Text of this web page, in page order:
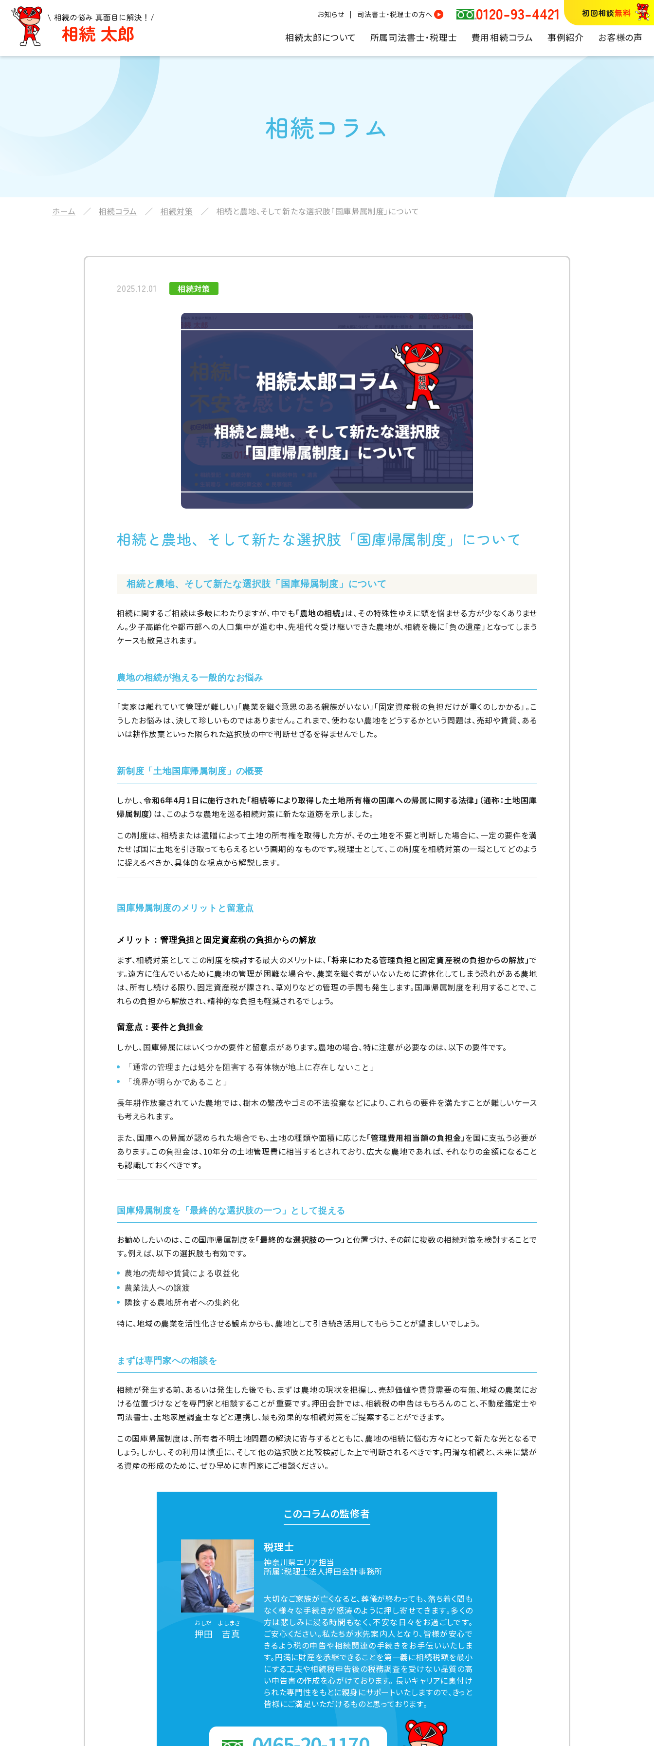
お知らせ 司法書士・税理士の方へ 0120-93-4421
相続太郎について 所属司法書士・税理士 費用相続コラム 事例紹介 お客様の声
初回相談無料
相続コラム
ホーム 相続コラム 相続対策 相続と農地、そして新たな選択肢「国庫帰属制度」について
2025.12.01 相続対策
相続と農地、そして新たな選択肢「国庫帰属制度」について
相続と農地、そして新たな選択肢「国庫帰属制度」について
相続に関するご相談は多岐にわたりますが、中でも「農地の相続」は、その特殊性ゆえに頭を悩ませる方が少なくありませ
ん。少子高齢化や都市部への人口集中が進む中、先祖代々受け継いできた農地が、相続を機に「負の遺産」となってしまう
ケースも散見されます。
農地の相続が抱える一般的なお悩み
「実家は離れていて管理が難しい」「農業を継ぐ意思のある親族がいない」「固定資産税の負担だけが重くのしかかる」――。こ
うしたお悩みは、決して珍しいものではありません。これまで、使わない農地をどうするかという問題は、売却や賃貸、ある
いは耕作放棄といった限られた選択肢の中で判断せざるを得ませんでした。
新制度「土地国庫帰属制度」の概要
しかし、令和6年4月1日に施行された「相続等により取得した土地所有権の国庫への帰属に関する法律」（通称：土地国庫
帰属制度） は、このような農地を巡る相続対策に新たな道筋を示しました。
この制度は、相続または遺贈によって土地の所有権を取得した方が、その土地を不要と判断した場合に、一定の要件を満
たせば国に土地を引き取ってもらえるという画期的なものです。税理士として、この制度を相続対策の一環としてどのよう
に捉えるべきか、具体的な視点から解説します。
国庫帰属制度のメリットと留意点
メリット：管理負担と固定資産税の負担からの解放
まず、相続対策としてこの制度を検討する最大のメリットは、 「将来にわたる管理負担と固定資産税の負担からの解放」で
す。遠方に住んでいるために農地の管理が困難な場合や、農業を継ぐ者がいないために遊休化してしまう恐れがある農地
は、所有し続ける限り、固定資産税が課され、草刈りなどの管理の手間も発生します。国庫帰属制度を利用することで、こ
れらの負担から解放され、精神的な負担も軽減されるでしょう。
留意点：要件と負担金
しかし、国庫帰属にはいくつかの要件と留意点があります。農地の場合、特に注意が必要なのは、以下の要件です。
「通常の管理または処分を阻害する有体物が地上に存在しないこと」
「境界が明らかであること」
長年耕作放棄されていた農地では、樹木の繁茂やゴミの不法投棄などにより、これらの要件を満たすことが難しいケース
も考えられます。
また、国庫への帰属が認められた場合でも、土地の種類や面積に応じた「管理費用相当額の負担金」を国に支払う必要が
あります。この負担金は、10年分の土地管理費に相当するとされており、広大な農地であれば、それなりの金額になること
も認識しておくべきです。
国庫帰属制度を「最終的な選択肢の一つ」として捉える
お勧めしたいのは、この国庫帰属制度を「最終的な選択肢の一つ」 と位置づけ、その前に複数の相続対策を検討することで
す。例えば、以下の選択肢も有効です。
農地の売却や賃貸による収益化
農業法人への譲渡
隣接する農地所有者への集約化
特に、地域の農業を活性化させる観点からも、農地として引き続き活用してもらうことが望ましいでしょう。
まずは専門家への相談を
相続が発生する前、あるいは発生した後でも、まずは農地の現状を把握し、売却価値や賃貸需要の有無、地域の農業にお
ける位置づけなどを専門家と相談することが重要です。押田会計では、相続税の申告はもちろんのこと、不動産鑑定士や
司法書士、土地家屋調査士などと連携し、最も効果的な相続対策をご提案することができます。
この国庫帰属制度は、所有者不明土地問題の解決に寄与するとともに、農地の相続に悩む方々にとって新たな光となるで
しょう。しかし、その利用は慎重に、そして他の選択肢と比較検討した上で判断されるべきです。円滑な相続と、未来に繋が
る資産の形成のために、ぜひ早めに専門家にご相談ください。
このコラムの監修者
おしだ よしまさ
押田 吉真
税理士
神奈川県エリア担当
所属：税理士法人押田会計事務所
大切なご家族が亡くなると、葬儀が終わっても、落ち着く間も
なく様々な手続きが怒涛のように押し寄せてきます。多くの
方は悲しみに浸る時間もなく、不安な日々をお過ごしです。
ご安心ください。私たちが水先案内人となり、皆様が安心で
きるよう税の申告や相続関連の手続きをお手伝いいたしま
す。円満に財産を承継できることを第一義に相続税額を最小
にする工夫や相続税申告後の税務調査を受けない品質の高
い申告書の作成を心がけております。 長いキャリアに裏付け
られた専門性をもとに親身にサポートいたしますので、きっと
皆様にご満足いただけるものと思っております。